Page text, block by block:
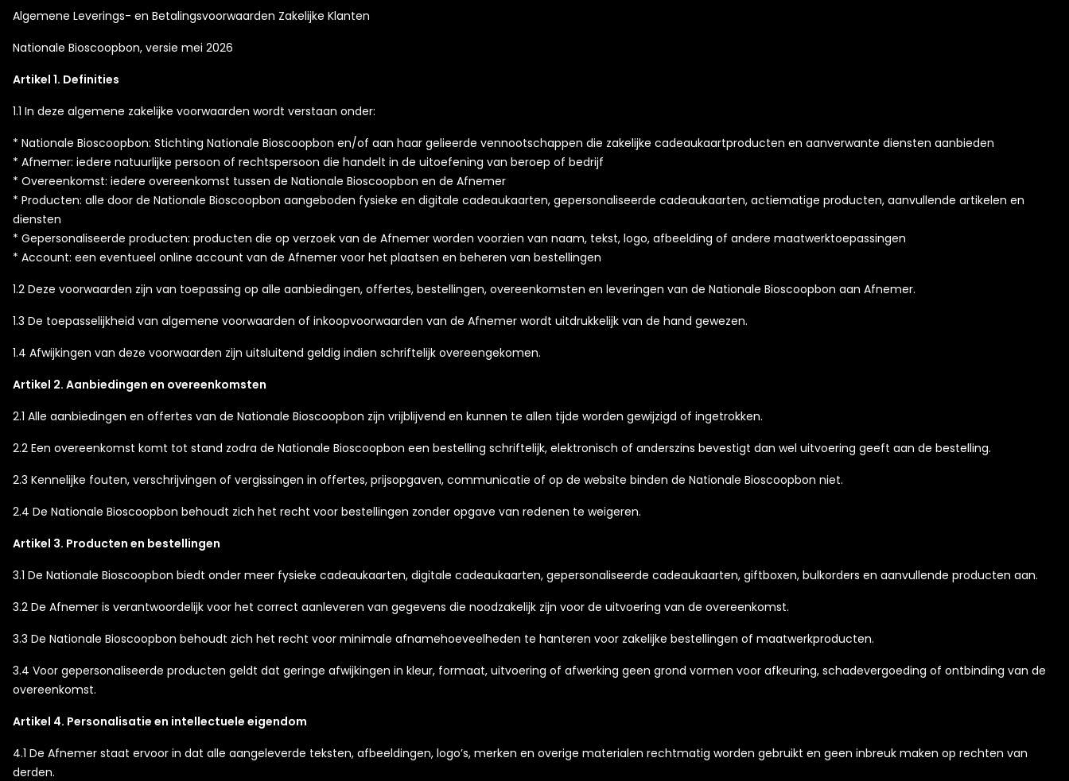
Algemene Leverings- en Betalingsvoorwaarden Zakelijke Klanten
Nationale Bioscoopbon, versie mei 2026
Artikel 1. Definities
1.1 In deze algemene zakelijke voorwaarden wordt verstaan onder:
* Nationale Bioscoopbon: Stichting Nationale Bioscoopbon en/of aan haar gelieerde vennootschappen die zakelijke cadeaukaartproducten en aanverwante diensten aanbieden
* Afnemer: iedere natuurlijke persoon of rechtspersoon die handelt in de uitoefening van beroep of bedrijf
* Overeenkomst: iedere overeenkomst tussen de Nationale Bioscoopbon en de Afnemer
* Producten: alle door de Nationale Bioscoopbon aangeboden fysieke en digitale cadeaukaarten, gepersonaliseerde cadeaukaarten, actiematige producten, aanvullende artikelen en
diensten
* Gepersonaliseerde producten: producten die op verzoek van de Afnemer worden voorzien van naam, tekst, logo, afbeelding of andere maatwerktoepassingen
* Account: een eventueel online account van de Afnemer voor het plaatsen en beheren van bestellingen
1.2 Deze voorwaarden zijn van toepassing op alle aanbiedingen, offertes, bestellingen, overeenkomsten en leveringen van de Nationale Bioscoopbon aan Afnemer.
1.3 De toepasselijkheid van algemene voorwaarden of inkoopvoorwaarden van de Afnemer wordt uitdrukkelijk van de hand gewezen.
1.4 Afwijkingen van deze voorwaarden zijn uitsluitend geldig indien schriftelijk overeengekomen.
Artikel 2. Aanbiedingen en overeenkomsten
2.1 Alle aanbiedingen en offertes van de Nationale Bioscoopbon zijn vrijblijvend en kunnen te allen tijde worden gewijzigd of ingetrokken.
2.2 Een overeenkomst komt tot stand zodra de Nationale Bioscoopbon een bestelling schriftelijk, elektronisch of anderszins bevestigt dan wel uitvoering geeft aan de bestelling.
2.3 Kennelijke fouten, verschrijvingen of vergissingen in offertes, prijsopgaven, communicatie of op de website binden de Nationale Bioscoopbon niet.
2.4 De Nationale Bioscoopbon behoudt zich het recht voor bestellingen zonder opgave van redenen te weigeren.
Artikel 3. Producten en bestellingen
3.1 De Nationale Bioscoopbon biedt onder meer fysieke cadeaukaarten, digitale cadeaukaarten, gepersonaliseerde cadeaukaarten, giftboxen, bulkorders en aanvullende producten aan.
3.2 De Afnemer is verantwoordelijk voor het correct aanleveren van gegevens die noodzakelijk zijn voor de uitvoering van de overeenkomst.
3.3 De Nationale Bioscoopbon behoudt zich het recht voor minimale afnamehoeveelheden te hanteren voor zakelijke bestellingen of maatwerkproducten.
3.4 Voor gepersonaliseerde producten geldt dat geringe afwijkingen in kleur, formaat, uitvoering of afwerking geen grond vormen voor afkeuring, schadevergoeding of ontbinding van de
overeenkomst.
Artikel 4. Personalisatie en intellectuele eigendom
4.1 De Afnemer staat ervoor in dat alle aangeleverde teksten, afbeeldingen, logo’s, merken en overige materialen rechtmatig worden gebruikt en geen inbreuk maken op rechten van
derden.